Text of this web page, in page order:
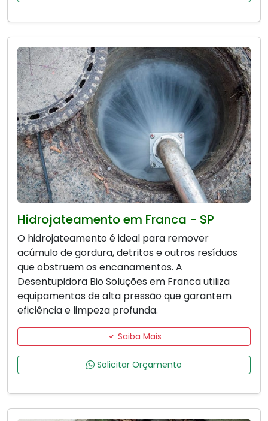
Hidrojateamento em Franca - SP
O hidrojateamento é ideal para remover
acúmulo de gordura, detritos e outros resíduos
que obstruem os encanamentos. A
Desentupidora Bio Soluções em Franca utiliza
equipamentos de alta pressão que garantem
eficiência e limpeza profunda.
Saiba Mais
Solicitar Orçamento